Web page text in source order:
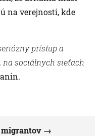
na verejnosti, kde
prístup a
na sociálnych sieťach
migrantov